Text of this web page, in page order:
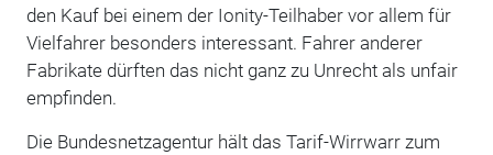
den Kauf bei einem der Ionity-Teilhaber vor allem für
Vielfahrer besonders interessant. Fahrer anderer
Fabrikate dürften das nicht ganz zu Unrecht als unfair
empfinden.
Die Bundesnetzagentur hält das Tarif-Wirrwarr zum